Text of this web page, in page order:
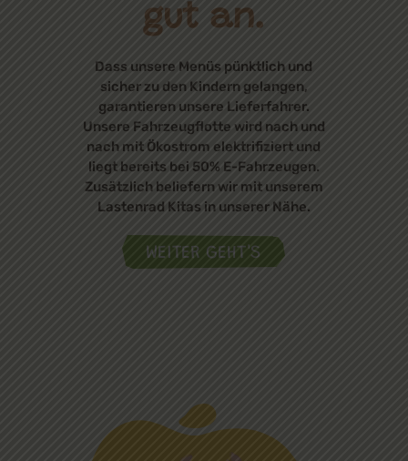
gut an.
Dass unsere Menüs pünktlich und
sicher zu den Kindern gelangen,
garantieren unsere Lieferfahrer.
Unsere Fahrzeugflotte wird nach und
nach mit Ökostrom elektrifiziert und
liegt bereits bei 50% E-Fahrzeugen.
Zusätzlich beliefern wir mit unserem
Lastenrad Kitas in unserer Nähe.
WEITER GEHT'S